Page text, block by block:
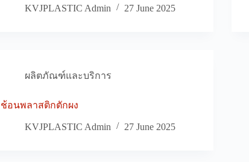
KVJPLASTIC Admin 27 June 2025
ผลิตภัณฑ์และบริการ
ช้อนพลาสติกตักผง
KVJPLASTIC Admin 27 June 2025